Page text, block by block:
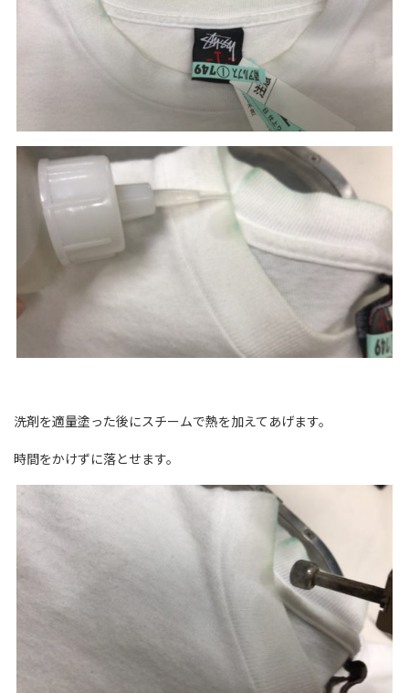
洗剤を適量塗った後にスチームで熱を加えてあげます。
時間をかけずに落とせます。